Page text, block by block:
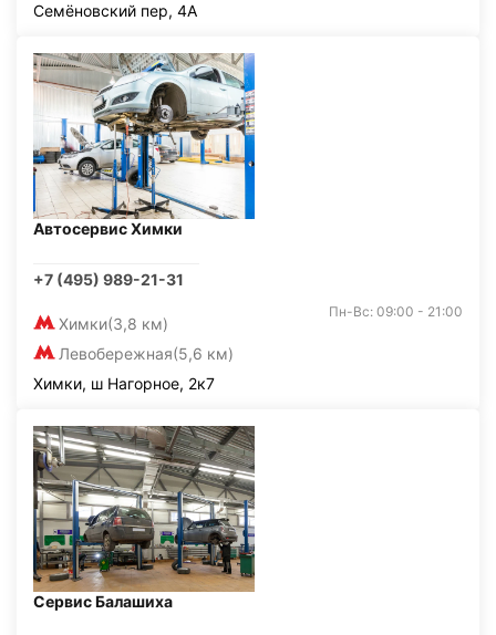
Семёновский пер, 4А
Автосервис Химки
+7 (495) 989-21-31
Химки(3,8 км)
Левобережная(5,6 км)
Пн-Вс: 09:00 - 21:00
Химки, ш Нагорное, 2к7
Сервис Балашиха